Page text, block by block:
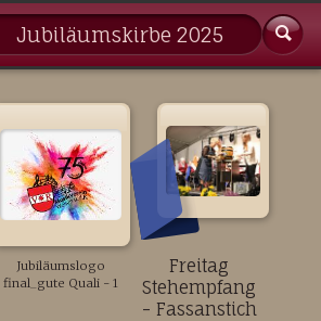
Jubiläumskirbe 2025
Jubiläumslogo
final_gute Quali - 1
Freitag
Stehempfang
- Fassanstich